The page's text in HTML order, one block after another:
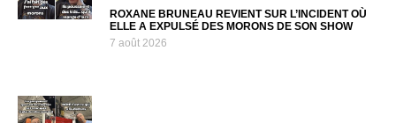
ROXANE BRUNEAU REVIENT SUR L’INCIDENT OÙ
ELLE A EXPULSÉ DES MORONS DE SON SHOW
7 août 2026